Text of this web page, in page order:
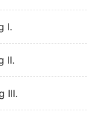
I.
II.
III.